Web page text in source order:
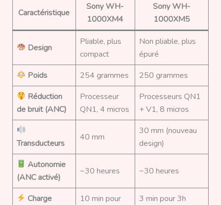
Caractéristique
Sony WH-
1000XM4
Sony WH-
1000XM5
Design
Pliable, plus
compact
Non pliable, plus
épuré
Poids
254 grammes
250 grammes
Réduction
de bruit (ANC)
Processeur
QN1, 4 micros
Processeurs QN1
+ V1, 8 micros
Transducteurs
40 mm
30 mm (nouveau
design)
Autonomie
(ANC activé)
~30 heures ~30 heures
Charge
10 min pour
3 min pour 3h